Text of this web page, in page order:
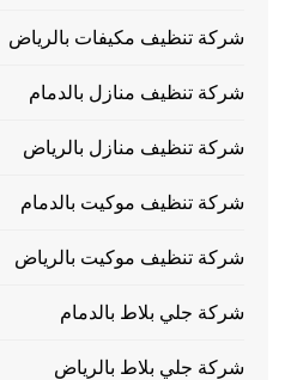
شركة تنظيف مكيفات بالرياض
شركة تنظيف منازل بالدمام
شركة تنظيف منازل بالرياض
شركة تنظيف موكيت بالدمام
شركة تنظيف موكيت بالرياض
شركة جلي بلاط بالدمام
شركة جلي بلاط بالرياض